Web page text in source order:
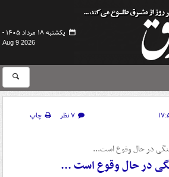
یکشنبه ۱۸ مرداد ۱۴۰۵ -
Aug 9 2026
۷ نظر
چاپ
در حال وقوع است...
در حال وقوع است ...